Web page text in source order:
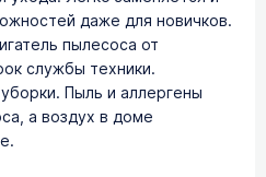
даже для новичков.
пылесоса от
службы техники.
Пыль и аллергены
а воздух в доме